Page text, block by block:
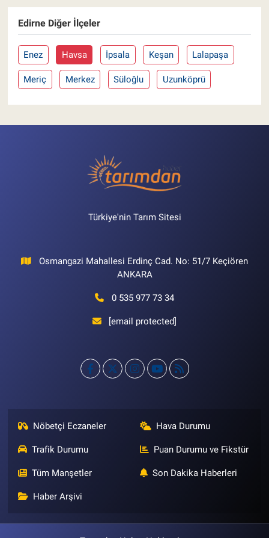
Edirne Diğer İlçeler
Enez Havsa İpsala Keşan Lalapaşa
Meriç Merkez Süloğlu Uzunköprü
Türkiye'nin Tarım Sitesi
Osmangazi Mahallesi Erdinç Cad. No: 51/7 Keçiören
ANKARA
0 535 977 73 34
[email protected]
Nöbetçi Eczaneler Hava Durumu
Trafik Durumu Puan Durumu ve Fikstür
Tüm Manşetler Son Dakika Haberleri
Haber Arşivi